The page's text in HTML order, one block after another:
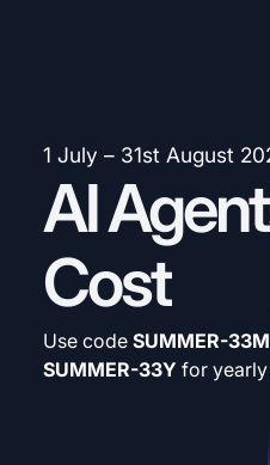
1 July – 31st August
AI
Cost
Use code SUMMER-33M
SUMMER-33Y for